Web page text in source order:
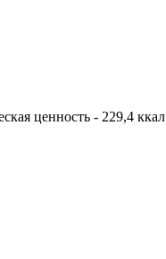
ценность - 229,4 ккал